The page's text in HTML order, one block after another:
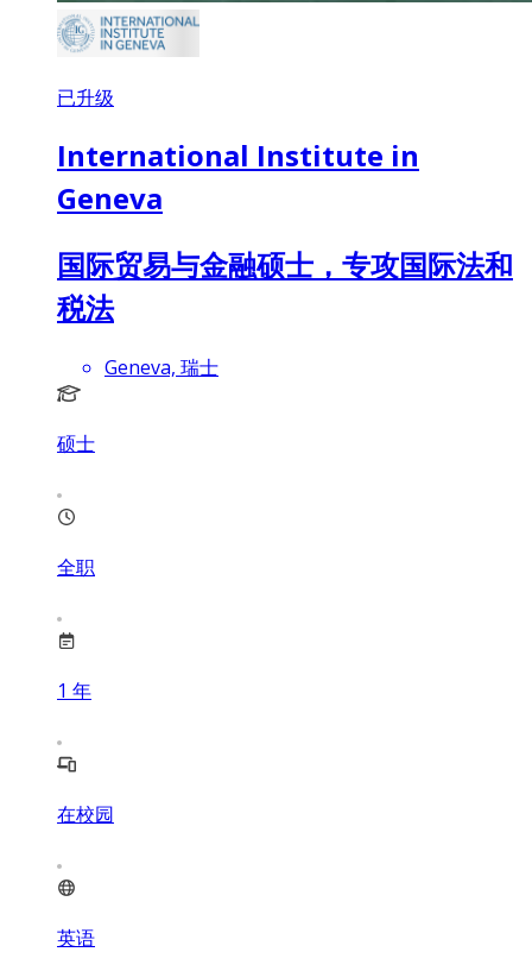
已升级
International Institute in
Geneva
国际贸易与金融硕士，专攻国际法和
税法
Geneva, 瑞士
硕士
全职
1 年
在校园
英语